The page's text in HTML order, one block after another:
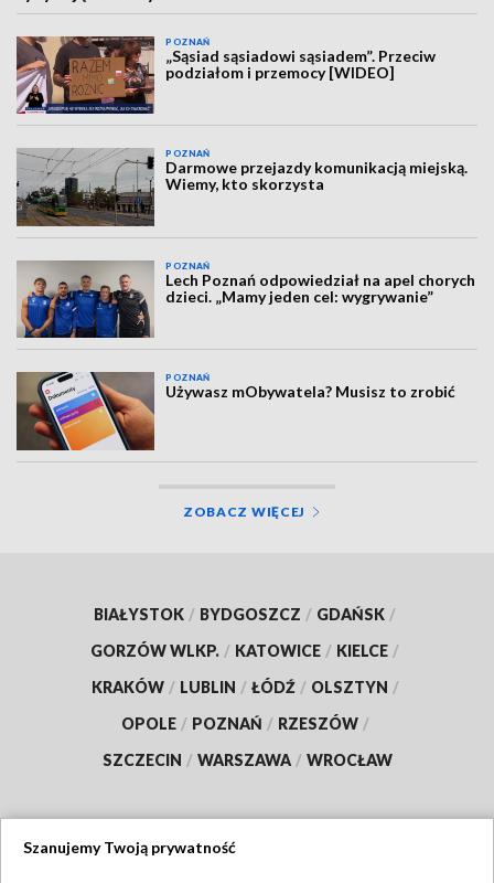
POZNAŃ
„Sąsiad sąsiadowi sąsiadem”. Przeciw
podziałom i przemocy [WIDEO]
POZNAŃ
Darmowe przejazdy komunikacją miejską.
Wiemy, kto skorzysta
POZNAŃ
Lech Poznań odpowiedział na apel chorych
dzieci. „Mamy jeden cel: wygrywanie”
POZNAŃ
Używasz mObywatela? Musisz to zrobić
ZOBACZ WIĘCEJ
BIAŁYSTOK / BYDGOSZCZ / GDAŃSK /
GORZÓW WLKP. / KATOWICE / KIELCE /
KRAKÓW / LUBLIN / ŁÓDŹ / OLSZTYN /
OPOLE / POZNAŃ / RZESZÓW /
SZCZECIN / WARSZAWA / WROCŁAW
Szanujemy Twoją prywatność